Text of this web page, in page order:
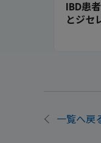
IBD患
とジセ
一覧へ戻